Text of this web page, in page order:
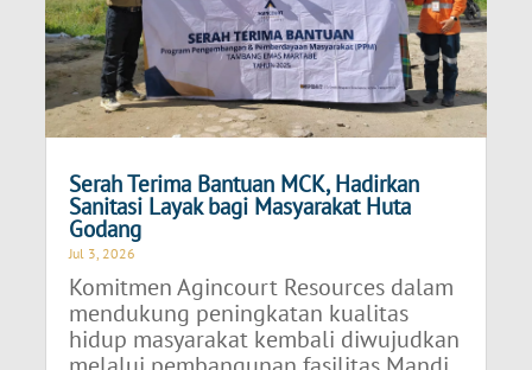
Serah Terima Bantuan MCK, Hadirkan
Sanitasi Layak bagi Masyarakat Huta
Godang
Jul 3, 2026
Komitmen Agincourt Resources dalam
mendukung peningkatan kualitas
hidup masyarakat kembali diwujudkan